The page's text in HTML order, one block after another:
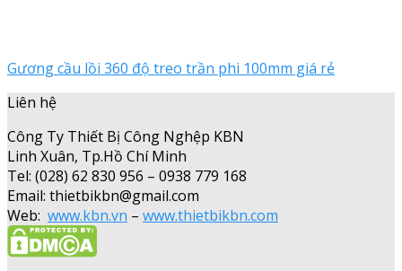
Gương cầu lồi 360 độ treo trần phi 100mm giá rẻ
Liên hệ
Công Ty Thiết Bị Công Nghệp KBN
Linh Xuân, Tp.Hồ Chí Minh
Tel: (028) 62 830 956 – 0938 779 168
Email: thietbikbn@gmail.com
Web: www.kbn.vn – www.thietbikbn.com